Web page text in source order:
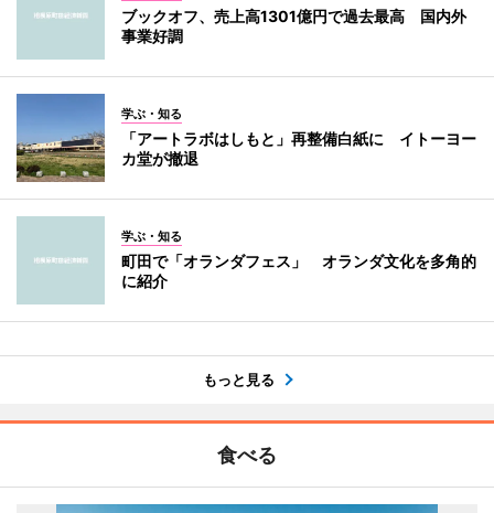
ブックオフ、売上高1301億円で過去最高 国内外
事業好調
学ぶ・知る
「アートラボはしもと」再整備白紙に イトーヨー
カ堂が撤退
学ぶ・知る
町田で「オランダフェス」 オランダ文化を多角的
に紹介
もっと見る
食べる